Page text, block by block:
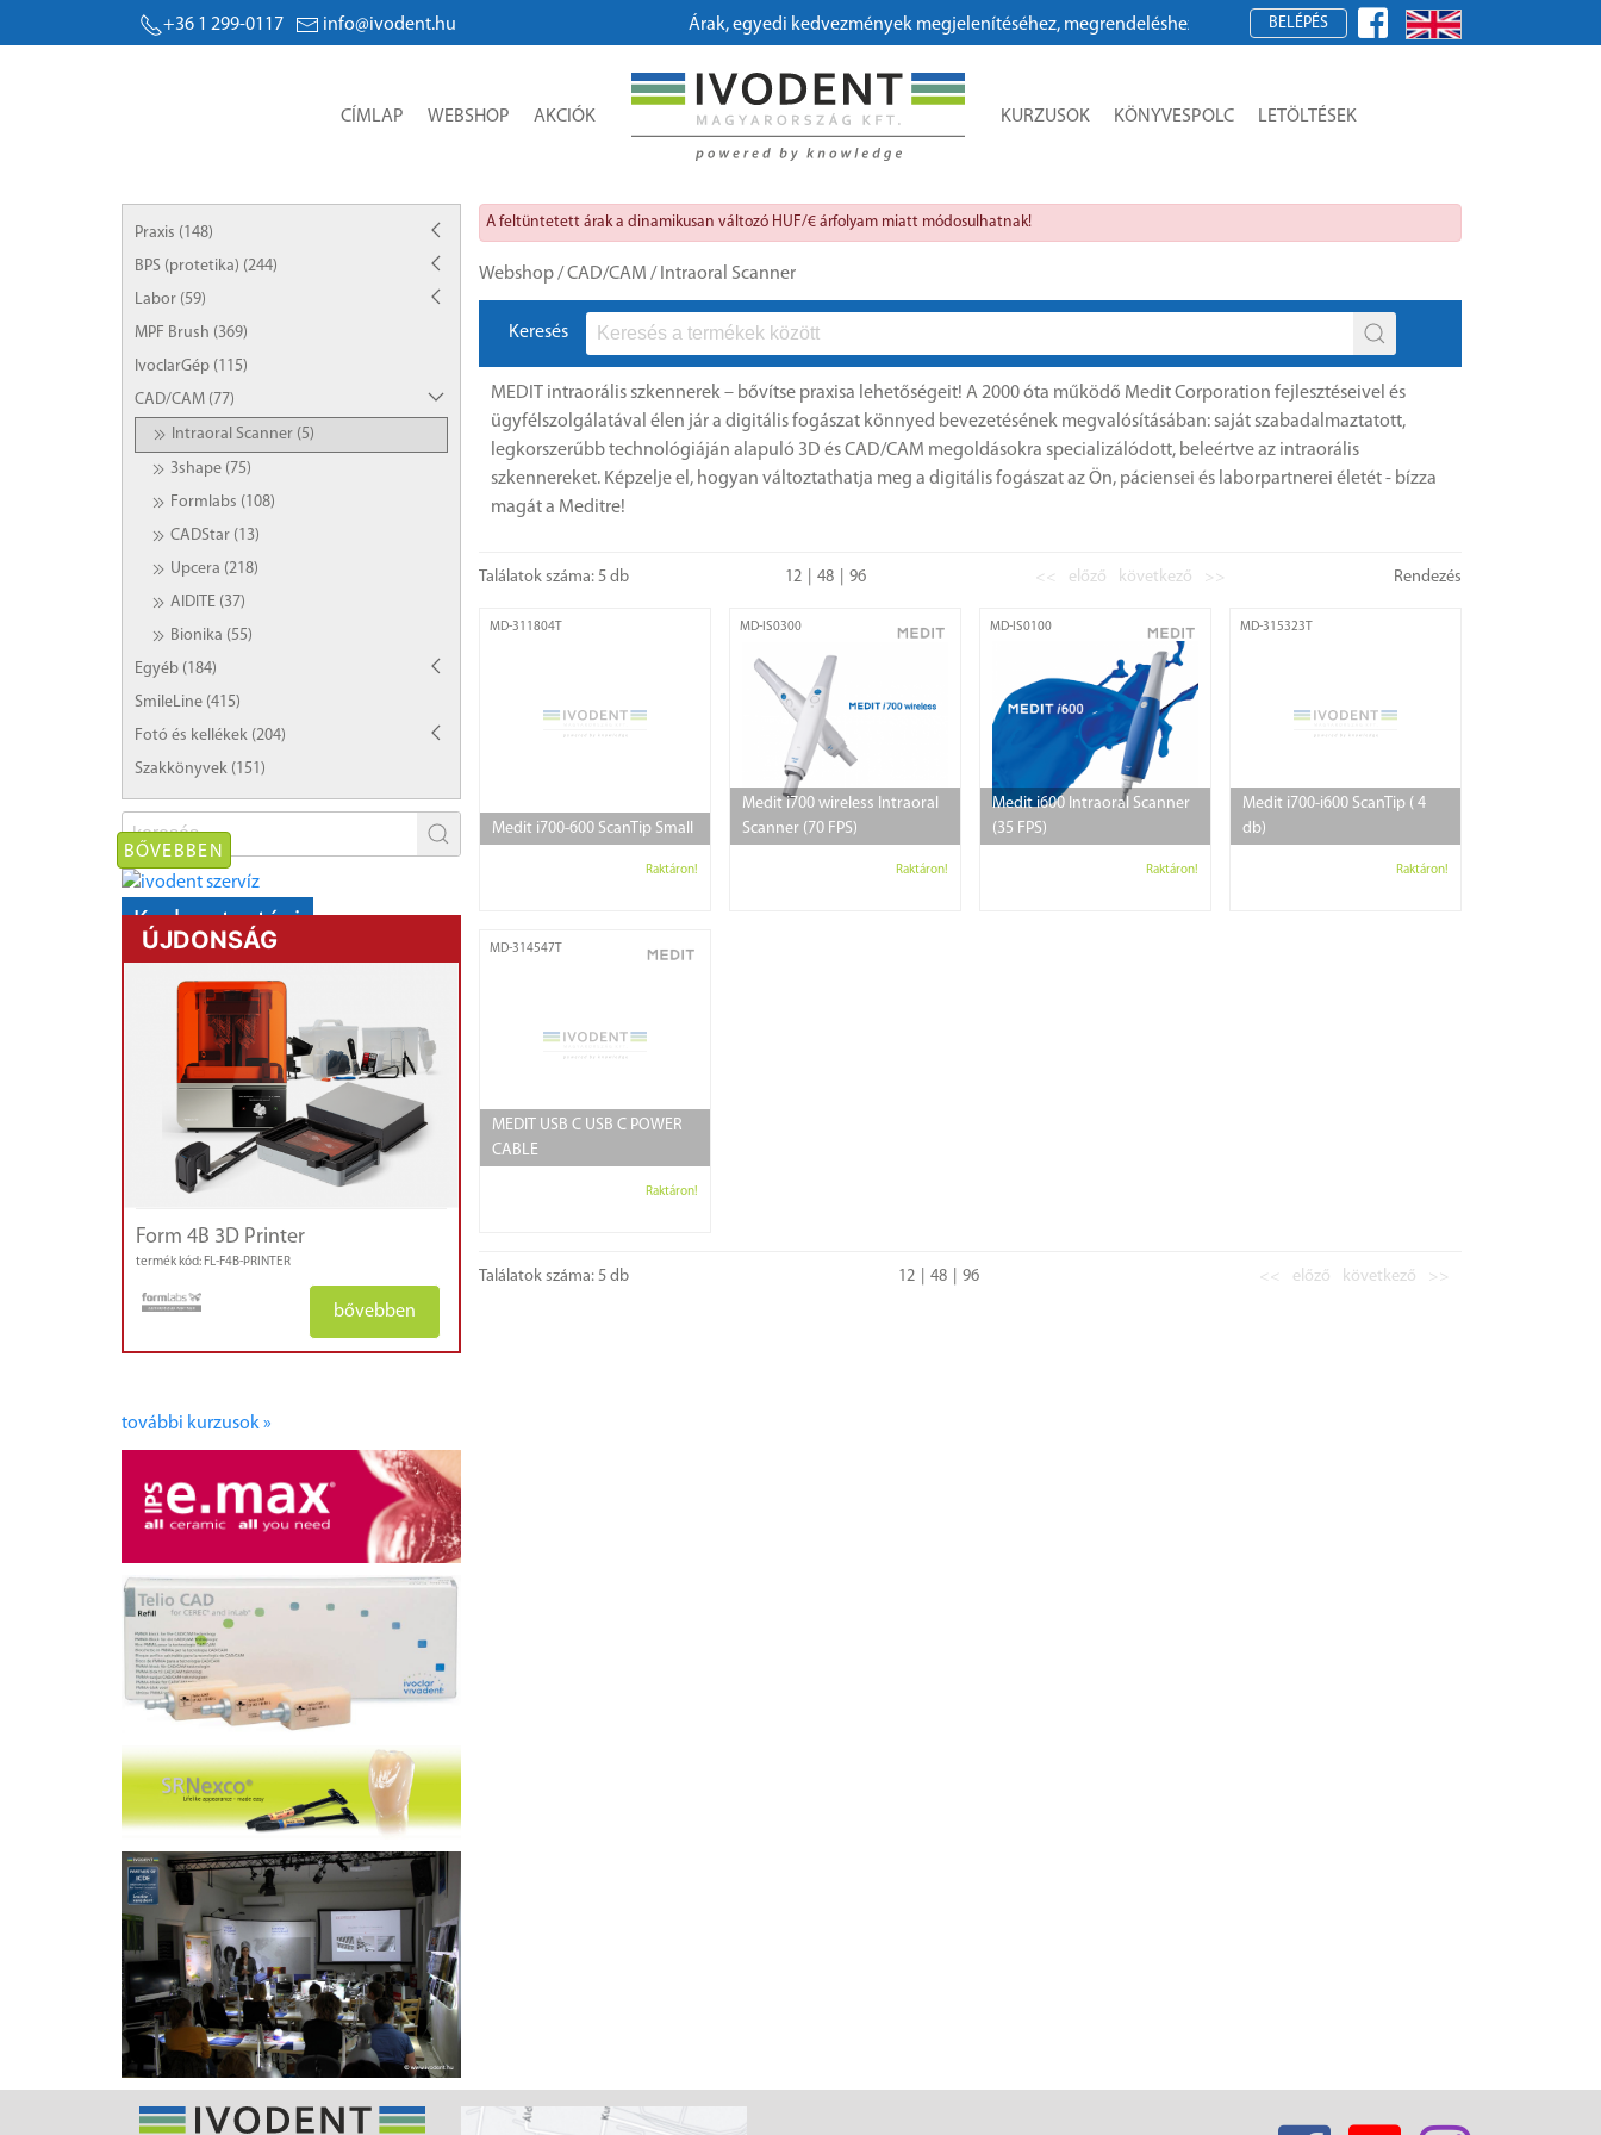
+36 1 299-0117 info@ivodent.hu Árak, egyedi kedvezmények megjelenítéséhez, megrendeléshez kérjük, regisztráljon! BELÉPÉS
CÍMLAP WEBSHOP AKCIÓK KURZUSOK KÖNYVESPOLC LETÖLTÉSEK
Praxis (148)
BPS (protetika) (244)
Labor (59)
MPF Brush (369)
IvoclarGép (115)
CAD/CAM (77)
Intraoral Scanner (5)
3shape (75)
Formlabs (108)
CADStar (13)
Upcera (218)
AIDITE (37)
Bionika (55)
Egyéb (184)
SmileLine (415)
Fotó és kellékek (204)
Szakkönyvek (151)
Karbantartási
AKCIÓ!
mikromotorok
BŐVEBBEN
ÚJDONSÁG
Form 4B 3D Printer
termék kód: FL-F4B-PRINTER
bővebben
további kurzusok »
A feltüntetett árak a dinamikusan változó HUF/€ árfolyam miatt módosulhatnak!
Webshop/CAD/CAM / Intraoral Scanner
Keresés
MEDIT intraorális szkennerek – bővítse praxisa lehetőségeit! A 2000 óta működő Medit Corporation fejlesztéseivel és
ügyfélszolgálatával élen jár a digitális fogászat könnyed bevezetésének megvalósításában: saját szabadalmaztatott,
legkorszerűbb technológiáján alapuló 3D és CAD/CAM megoldásokra specializálódott, beleértve az intraorális
szkennereket. Képzelje el, hogyan változtathatja meg a digitális fogászat az Ön, páciensei és laborpartnerei életét - bízza
magát a Meditre!
Találatok száma: 5 db 12 48 96 << előző következő >> Rendezés
MD-311804T
Medit i700-600 ScanTip Small
Raktáron!
MD-IS0300
Medit i700 wireless Intraoral
Scanner (70 FPS)
Raktáron!
MD-IS0100
Medit i600 Intraoral Scanner
(35 FPS)
Raktáron!
MD-315323T
Medit i700-i600 ScanTip ( 4
db)
Raktáron!
MD-314547T
MEDIT USB C USB C POWER
CABLE
Raktáron!
Találatok száma: 5 db 12 48 96 << előző következő >>